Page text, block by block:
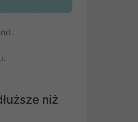
niż